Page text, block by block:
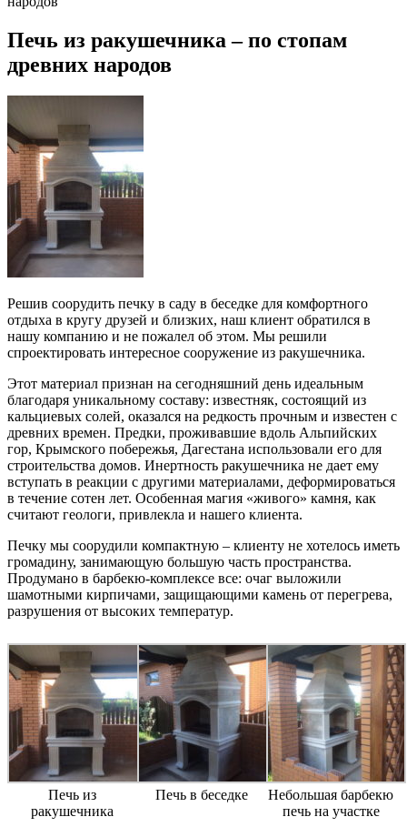
Печь из ракушечника – по стопам
древних народов
Решив соорудить печку в саду в беседке для комфортного
отдыха в кругу друзей и близких, наш клиент обратился в
нашу компанию и не пожалел об этом. Мы решили
спроектировать интересное сооружение из ракушечника.
Этот материал признан на сегодняшний день идеальным
благодаря уникальному составу: известняк, состоящий из
кальциевых солей, оказался на редкость прочным и известен с
древних времен. Предки, проживавшие вдоль Альпийских
гор, Крымского побережья, Дагестана использовали его для
строительства домов. Инертность ракушечника не дает ему
вступать в реакции с другими материалами, деформироваться
в течение сотен лет. Особенная магия «живого» камня, как
считают геологи, привлекла и нашего клиента.
Печку мы соорудили компактную – клиенту не хотелось иметь
громадину, занимающую большую часть пространства.
Продумано в барбекю-комплексе все: очаг выложили
шамотными кирпичами, защищающими камень от перегрева,
разрушения от высоких температур.
Печь из
ракушечника
Печь в беседке
Небольшая барбекю
печь на участке